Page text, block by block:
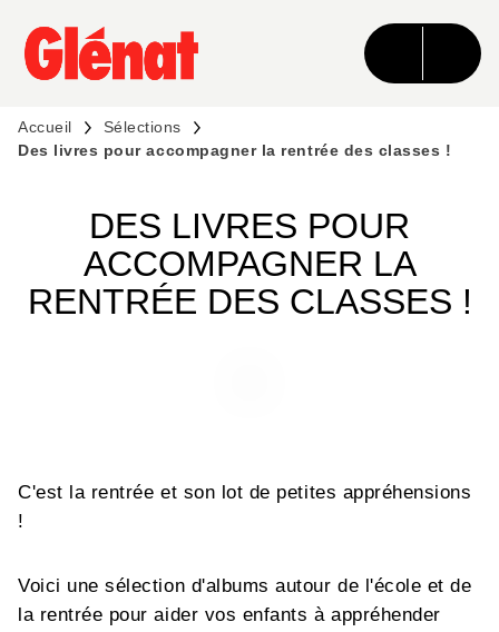
MENU RECHERCHE CONTENU
PIED DE PAGE
Accueil
Sélections
Des livres pour accompagner la rentrée des classes !
DES LIVRES POUR
ACCOMPAGNER LA
RENTRÉE DES CLASSES !
C'est la rentrée et son lot de petites appréhensions
!
Voici une sélection d'albums autour de l'école et de
la rentrée pour aider vos enfants à appréhender